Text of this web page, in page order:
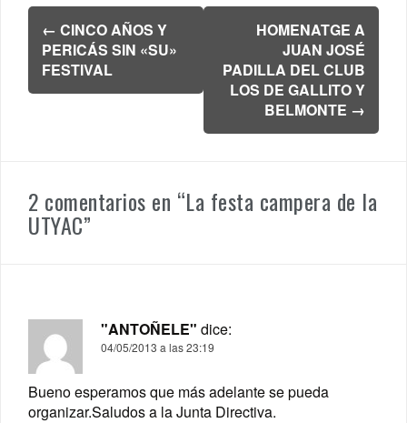
Navegación
de
entradas
← CINCO AÑOS Y
PERICÁS SIN «SU»
FESTIVAL
HOMENATGE A
JUAN JOSÉ
PADILLA DEL CLUB
LOS DE GALLITO Y
BELMONTE →
2 comentarios en “La festa campera de la
UTYAC”
"ANTOÑELE" dice:
04/05/2013 a las 23:19
Bueno esperamos que más adelante se pueda
organizar.Saludos a la Junta Directiva.